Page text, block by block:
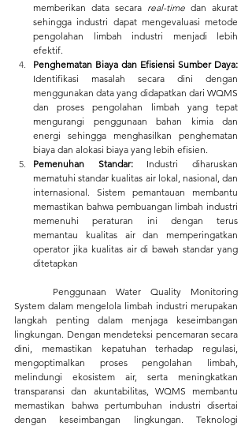
memberikan data secara real-time dan akurat
sehingga industri dapat mengevaluasi metode
pengolahan limbah industri menjadi lebih
efektif.
Identifikasi masalah secara dini dengan
menggunakan data yang didapatkan dari WQMS
dan proses pengolahan limbah yang tepat
mengurangi penggunaan bahan kimia dan
energi sehingga menghasilkan penghematan
biaya dan alokasi biaya yang lebih efisien.
Pemenuhan Standar: Industri diharuskan
mematuhi standar kualitas air lokal, nasional, dan
internasional. Sistem pemantauan membantu
memastikan bahwa pembuangan limbah industri
memenuhi peraturan ini dengan terus
memantau kualitas air dan memperingatkan
operator jika kualitas air di bawah standar yang
ditetapkan
System dalam mengelola limbah industri merupakan
langkah penting dalam menjaga keseimbangan
lingkungan. Dengan mendeteksi pencemaran secara
dini, memastikan kepatuhan terhadap regulasi,
mengoptimalkan proses pengolahan limbah,
melindungi ekosistem air, serta meningkatkan
transparansi dan akuntabilitas, WQMS membantu
memastikan bahwa pertumbuhan industri disertai
dengan keseimbangan lingkungan. Teknologi